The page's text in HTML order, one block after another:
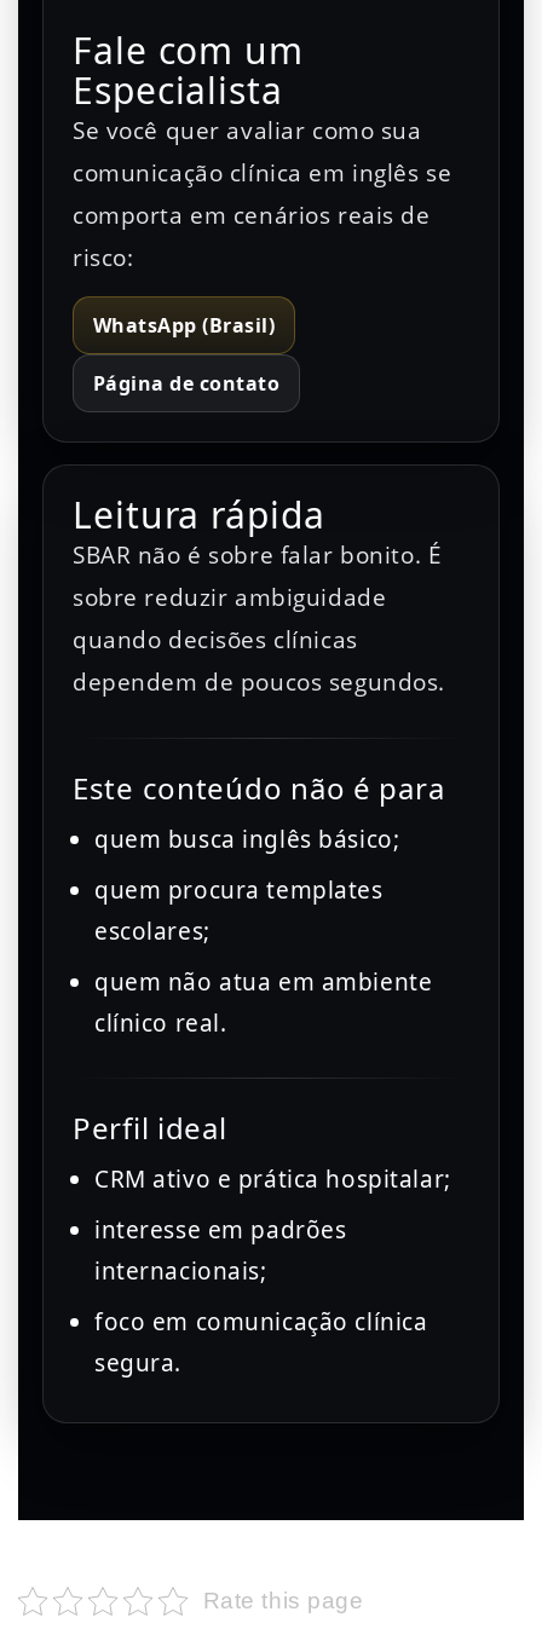
Fale com um
Especialista
Se você quer avaliar como sua
comunicação clínica em inglês se
comporta em cenários reais de
risco:
WhatsApp (Brasil)
Página de contato
Leitura rápida
SBAR não é sobre falar bonito. É
sobre reduzir ambiguidade
quando decisões clínicas
dependem de poucos segundos.
Este conteúdo não é para
quem busca inglês básico;
quem procura templates
escolares;
quem não atua em ambiente
clínico real.
Perfil ideal
CRM ativo e prática hospitalar;
interesse em padrões
internacionais;
foco em comunicação clínica
segura.
Rate this page